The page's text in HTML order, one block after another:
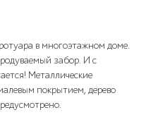
в многоэтажном доме.
забор. И с
Металлические
покрытием, дерево